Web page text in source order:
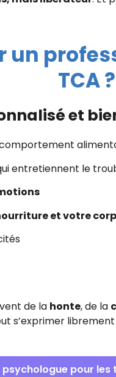
un
TCA ?
et
entretiennent le
et votre
de la honte, de la
s’exprimer
pour